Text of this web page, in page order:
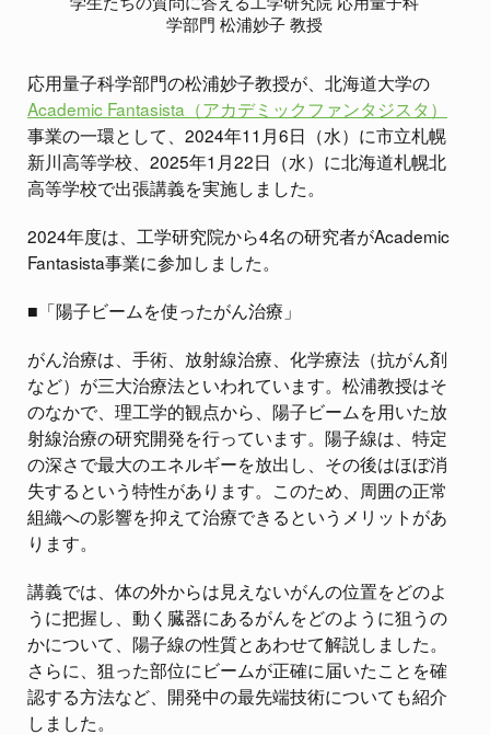
学部門 松浦妙子 教授
応用量子科学部門の松浦妙子教授が、北海道大学の
Academic Fantasista（アカデミックファンタジスタ）
事業の一環として、2024年11月6日（水）に市立札幌
新川高等学校、2025年1月22日（水）に北海道札幌北
高等学校で出張講義を実施しました。
2024年度は、工学研究院から4名の研究者がAcademic
Fantasista事業に参加しました。
■「陽子ビームを使ったがん治療」
がん治療は、手術、放射線治療、化学療法（抗がん剤
など）が三大治療法といわれています。松浦教授はそ
のなかで、理工学的観点から、陽子ビームを用いた放
射線治療の研究開発を行っています。陽子線は、特定
の深さで最大のエネルギーを放出し、その後はほぼ消
失するという特性があります。このため、周囲の正常
組織への影響を抑えて治療できるというメリットがあ
ります。
講義では、体の外からは見えないがんの位置をどのよ
うに把握し、動く臓器にあるがんをどのように狙うの
かについて、陽子線の性質とあわせて解説しました。
さらに、狙った部位にビームが正確に届いたことを確
認する方法など、開発中の最先端技術についても紹介
しました。